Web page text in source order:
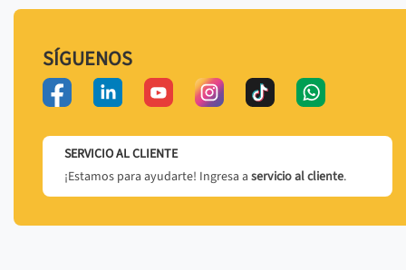
SÍGUENOS
SERVICIO AL CLIENTE
¡Estamos para ayudarte! Ingresa a servicio al cliente.